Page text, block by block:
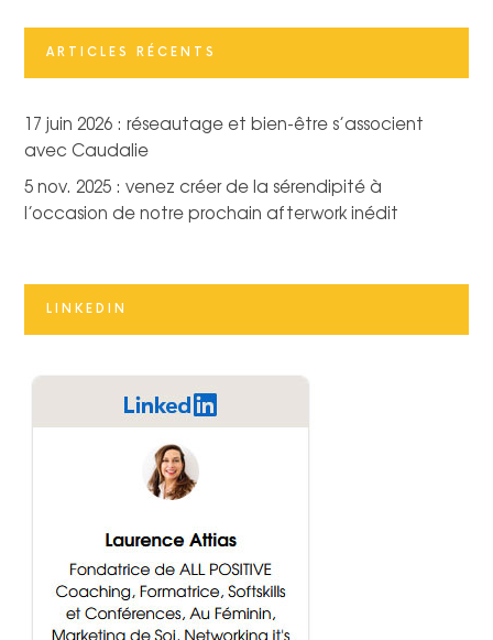
ARTICLES RÉCENTS
17 juin 2026 : réseautage et bien-être s’associent
avec Caudalie
5 nov. 2025 : venez créer de la sérendipité à
l’occasion de notre prochain afterwork inédit
LINKEDIN